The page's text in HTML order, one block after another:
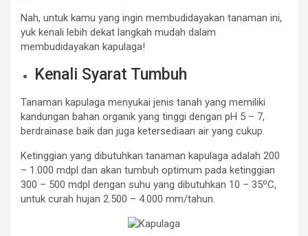
Nah, untuk kamu yang ingin membudidayakan tanaman ini,
yuk kenali lebih dekat langkah mudah dalam
membudidayakan kapulaga!
Kenali Syarat Tumbuh
Tanaman kapulaga menyukai jenis tanah yang memiliki
kandungan bahan organik yang tinggi dengan pH 5 – 7,
berdrainase baik dan juga ketersediaan air yang cukup.
Ketinggian yang dibutuhkan tanaman kapulaga adalah 200
– 1.000 mdpl dan akan tumbuh optimum pada ketinggian
300 – 500 mdpl dengan suhu yang dibutuhkan 10 – 35ºC,
untuk curah hujan 2.500 – 4.000 mm/tahun.